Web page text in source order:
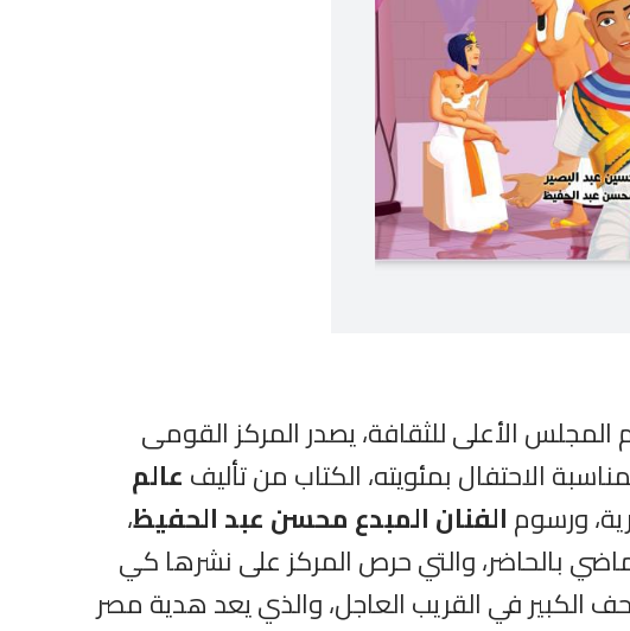
المجلس الأعلى للثقافة، يصدر المركز القومى
الاحتفال بمئويته، الكتاب من تأليفعالم
ورسومالفنان المبدع محسن عبد الحفيظ،
بالحاضر، والتي حرص المركز على نشرها كي
المتحف الكبير في القريب العاجل، والذي يعد هدية مصر